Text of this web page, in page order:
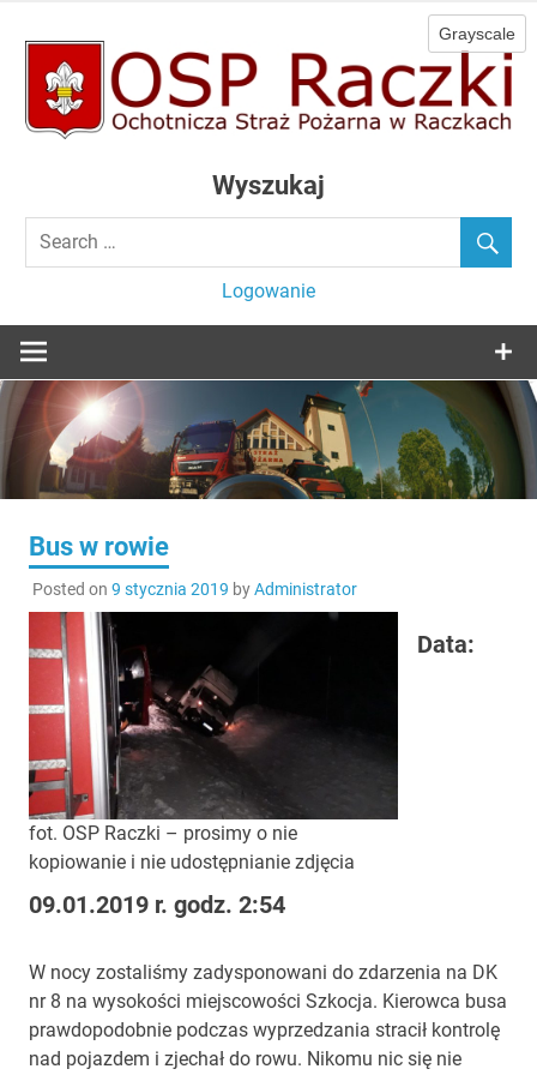
content
OSP Raczki
Wyszukaj
Logowanie
Bus w rowie
Posted on 9 stycznia 2019 byAdministrator
fot. OSP Raczki – prosimy o nie
kopiowanie i nie udostępnianie zdjęcia
Data:
09.01.2019 r. godz. 2:54
W nocy zostaliśmy zadysponowani do zdarzenia na DK
nr 8 na wysokości miejscowości Szkocja. Kierowca busa
prawdopodobnie podczas wyprzedzania stracił kontrolę
nad pojazdem i zjechał do rowu. Nikomu nic się nie